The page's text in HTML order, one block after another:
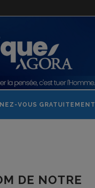
VOUS GRATUITEMENT
DE NOTRE